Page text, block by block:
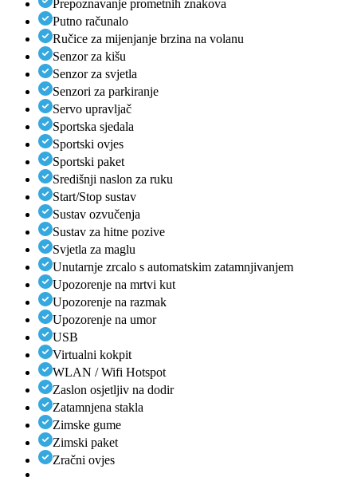
Prepoznavanje prometnih znakova
Putno računalo
Ručice za mijenjanje brzina na volanu
Senzor za kišu
Senzor za svjetla
Senzori za parkiranje
Servo upravljač
Sportska sjedala
Sportski ovjes
Sportski paket
Središnji naslon za ruku
Start/Stop sustav
Sustav ozvučenja
Sustav za hitne pozive
Svjetla za maglu
Unutarnje zrcalo s automatskim zatamnjivanjem
Upozorenje na mrtvi kut
Upozorenje na razmak
Upozorenje na umor
USB
Virtualni kokpit
WLAN / Wifi Hotspot
Zaslon osjetljiv na dodir
Zatamnjena stakla
Zimske gume
Zimski paket
Zračni ovjes